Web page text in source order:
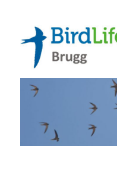
BirdLife Brugg